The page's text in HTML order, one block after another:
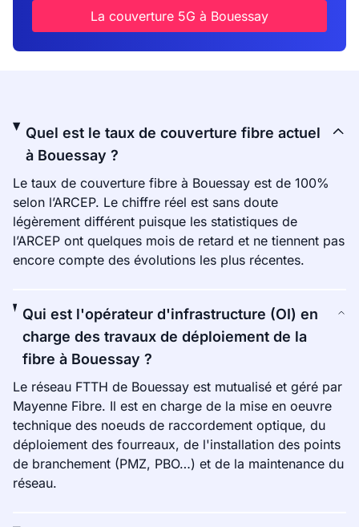
La couverture 5G à Bouessay
Quel est le taux de couverture fibre actuel
à Bouessay ?
Le taux de couverture fibre à Bouessay est de 100%
selon l’ARCEP. Le chiffre réel est sans doute
légèrement différent puisque les statistiques de
l’ARCEP ont quelques mois de retard et ne tiennent pas
encore compte des évolutions les plus récentes.
Qui est l'opérateur d'infrastructure (OI) en
charge des travaux de déploiement de la
fibre à Bouessay ?
Le réseau FTTH de Bouessay est mutualisé et géré par
Mayenne Fibre. Il est en charge de la mise en oeuvre
technique des noeuds de raccordement optique, du
déploiement des fourreaux, de l'installation des points
de branchement (PMZ, PBO…) et de la maintenance du
réseau.